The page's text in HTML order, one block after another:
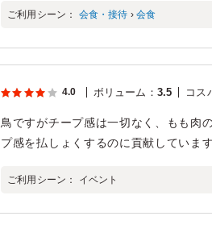
ご利用シーン： 会食・接待 › 会食
4.0 ボリューム ： 3.5 コス
鳥ですがチープ感は一切なく、もも肉
プ感を払しょくするのに貢献していま
ご利用シーン： イベント